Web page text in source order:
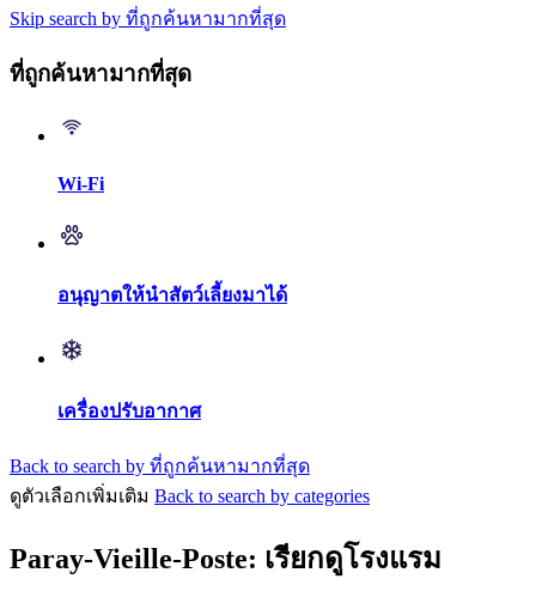
Skip search by ที่ถูกค้นหามากที่สุด
ที่ถูกค้นหามากที่สุด
Wi-Fi
อนุญาตให้นำสัตว์เลี้ยงมาได้
เครื่องปรับอากาศ
Back to search by ที่ถูกค้นหามากที่สุด
ดูตัวเลือกเพิ่มเติม Back to search by categories
Paray-Vieille-Poste: เรียกดูโรงแรม